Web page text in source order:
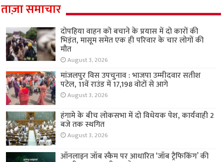
ताज़ा समाचार
दोपहिया वाहन को बचाने के प्रयास में दो कारों की
भिड़ंत, मासूम समेत एक ही परिवार के चार लोगों की
मौत
August 3, 2026
मांजलपुर विस उपचुनाव : भाजपा उम्मीदवार सतीश
पटेल, 11वें राउंड में 17,198 वोटों से आगे
August 3, 2026
हंगामे के बीच लोकसभा में दो विधेयक पेश, कार्यवाही 2
बजे तक स्थगित
August 3, 2026
ऑनलाइन जॉब स्कैम पर आधारित ‘जॉब ट्रैफिकिंग’ की